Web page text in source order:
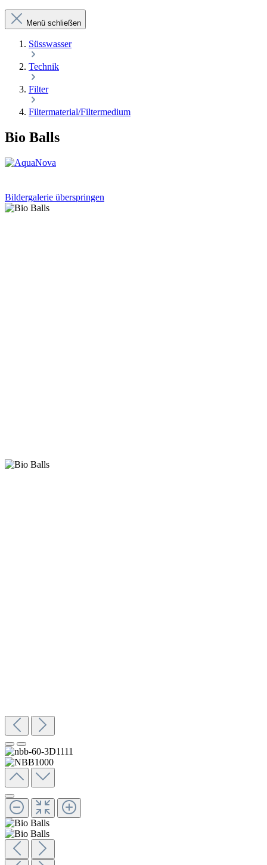
Menü schließen
Süsswasser
Technik
Filter
Filtermaterial/Filtermedium
Bio Balls
Bildergalerie überspringen